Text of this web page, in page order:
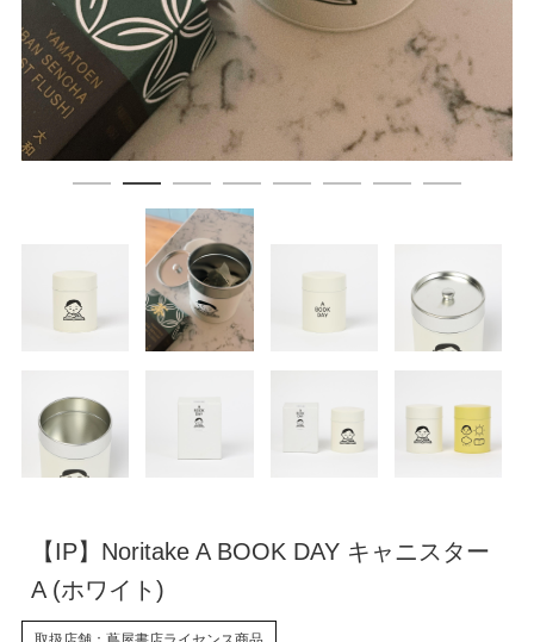
【IP】Noritake A BOOK DAY キャニスター
A (ホワイト)